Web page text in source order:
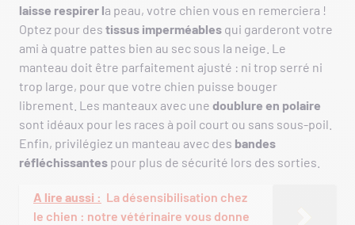
laisse respirer la peau, votre chien vous en remerciera !
Optez pour des tissus imperméables qui garderont votre
ami à quatre pattes bien au sec sous la neige. Le
manteau doit être parfaitement ajusté : ni trop serré ni
trop large, pour que votre chien puisse bouger
librement. Les manteaux avec une doublure en polaire
sont idéaux pour les races à poil court ou sans sous-poil.
Enfin, privilégiez un manteau avec des bandes
réfléchissantes pour plus de sécurité lors des sorties.
A lire aussi : La désensibilisation chez
le chien : notre vétérinaire vous donne